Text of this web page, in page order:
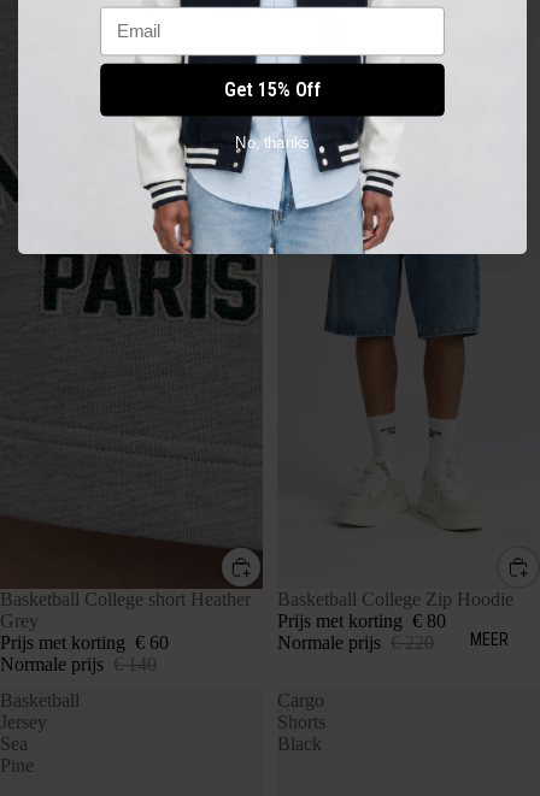
MEER
SALE
Basketball College short Heather
Grey
Prijs met korting € 60
Normale prijs € 140
SALE
Basketball College Zip Hoodie
Prijs met korting € 80
Normale prijs € 220
Basketball
Jersey
Sea
Pine
Cargo
Shorts
Black
Email
Get 15% Off
No, thanks